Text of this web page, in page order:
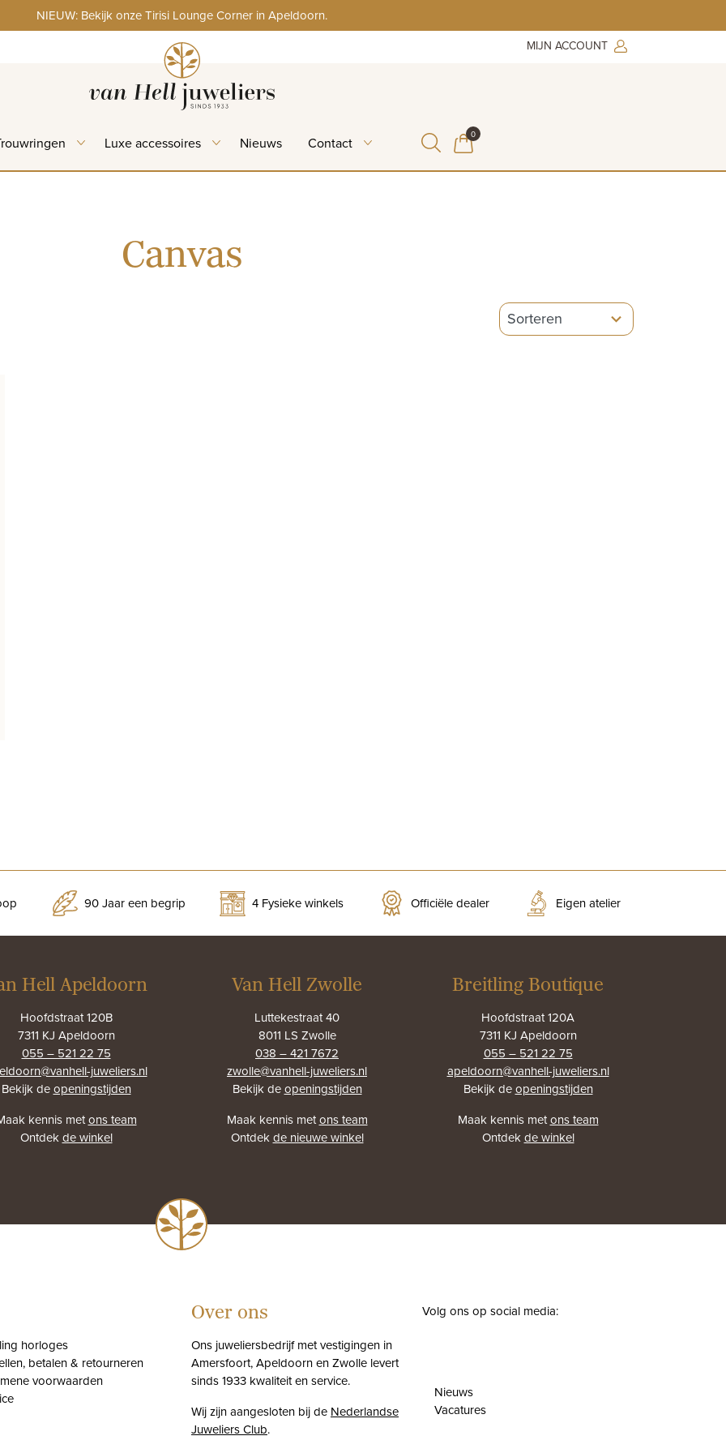
NIEUW: Bekijk onze Tirisi Lounge Corner in Apeldoorn.
MIJN ACCOUNT
Luxe accessoires Nieuws Contact WINKELMAND
0ITEMS IN WINKELMAND
Canvas
5
results
90 Jaar een begrip 4 Fysieke winkels Officiële dealer Eigen atelier
Hell Apeldoorn
Hoofdstraat 120B
7311 KJ Apeldoorn
055 – 521 22 75
juweliers.nl
Bekijk deopeningstijden
kennis metons team
Ontdekde winkel
Van Hell Zwolle
Luttekestraat 40
8011 LS Zwolle
038 – 421 7672
zwolle@vanhell-juweliers.nl
Bekijk deopeningstijden
Maak kennis metons team
Ontdekde nieuwe winkel
Breitling Boutique
Hoofdstraat 120A
7311 KJ Apeldoorn
055 – 521 22 75
apeldoorn@vanhell-juweliers.nl
Bekijk deopeningstijden
Maak kennis metons team
Ontdekde winkel
horloges
betalen & retourneren
voorwaarden
Over ons
Ons juweliersbedrijf met vestigingen in
Amersfoort, Apeldoorn en Zwolle levert
sinds 1933 kwaliteit en service.
Wij zijn aangesloten bij de Nederlandse
Juweliers Club.
Volg ons op social media:
Nieuws
Vacatures